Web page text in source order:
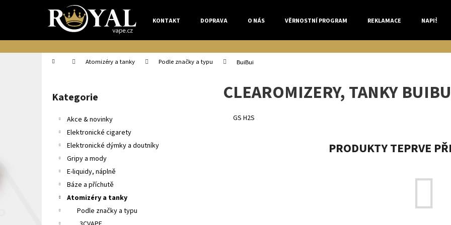
KONTAKT DOPRAVA O NÁS VĚRNOSTNÍ PROGRAM REKLAMACE NAPIŠTE
Domů Atomizéry a tanky Podle značky a typu BuiBui
Přeskočit
kategorie
Kategorie
Akce & novinky
Elektronické cigarety
Elektronické dýmky a doutníky
Gripy a mody
E-liquidy, náplně
Báze a příchutě
Atomizéry a tanky
Podle značky a typu
CLEAROMIZERY, TANKY
GS H2S
PRODUKTY TEPRVE
í
k
Zpět
do
obchodu
Zpět
do
obchodu
Co potřebujete najít?
HLEDAT